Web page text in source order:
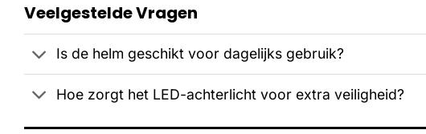
Veelgestelde Vragen
Is de helm geschikt voor dagelijks gebruik?
Hoe zorgt het LED-achterlicht voor extra veiligheid?